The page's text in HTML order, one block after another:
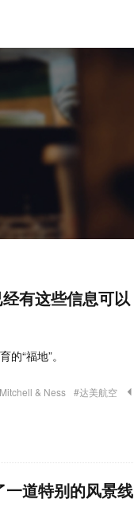
有这些信息可以
“福地”。
& Ness #达美航空
道特别的风景线